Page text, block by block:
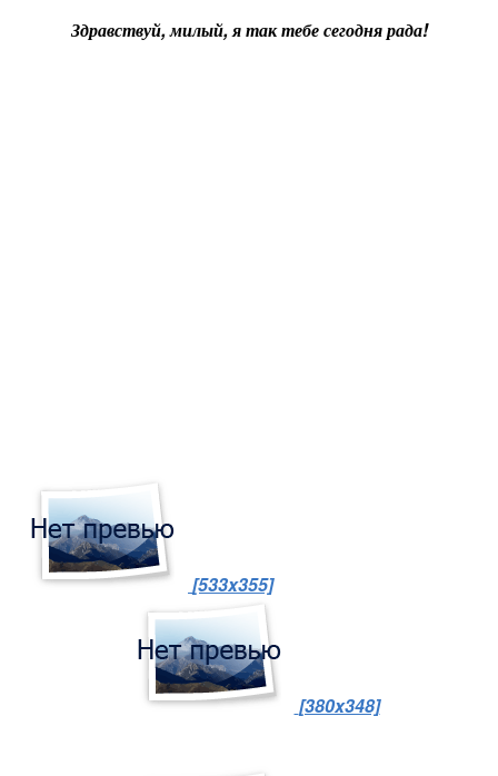
Здравствуй, милый, я так тебе сегодня рада!
[533x355]
[380x348]